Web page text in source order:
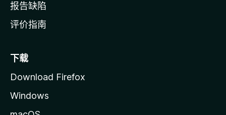
报告缺陷
评价指南
下载
Download Firefox
Windows